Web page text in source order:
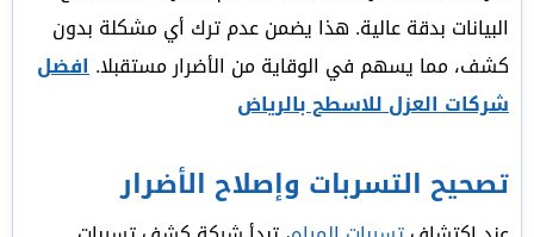
البيانات بدقة عالية. هذا يضمن عدم ترك أي مشكلة بدون
كشف، مما يسهم في الوقاية من الأضرار مستقبلا.افضل
شركات العزل للاسطح بالرياض
تصحيح التسربات وإصلاح الأضرار